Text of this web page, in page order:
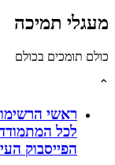
מעגלי תמיכה
כולם תומכים בכולם
⌃
ראשי
לכל
הפייסבוק